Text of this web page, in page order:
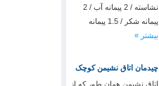
نشاسته / 2 پیمانه آب / 2
پیمانه شکر / 1.5 پیمانه
بیشتر »
چیدمان اتاق نشیمن کوچک
اتاق نشیمن همان طور که از